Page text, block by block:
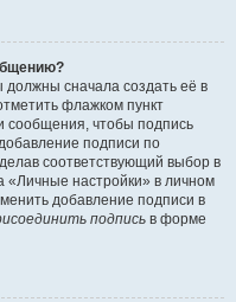
сначала создать её в
флажком пункт
сообщения, чтобы подпись
подписи по
соответствующий выбор в
«Личные настройки» в личном
добавление подписи в
подпись в форме